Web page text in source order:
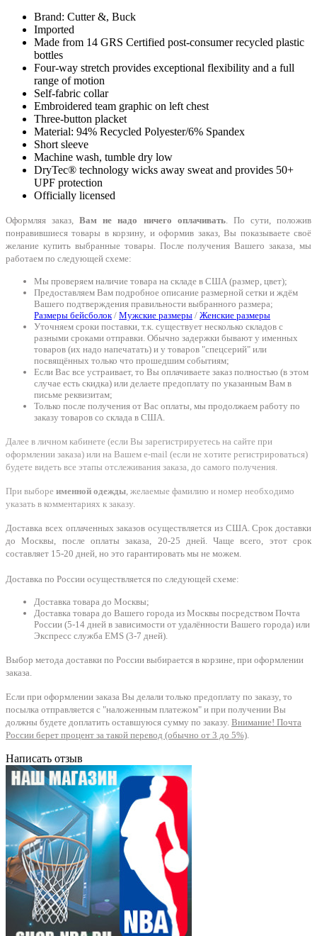
Brand: Cutter &, Buck
Imported
Made from 14 GRS Certified post-consumer recycled plastic
bottles
Four-way stretch provides exceptional flexibility and a full
range of motion
Self-fabric collar
Embroidered team graphic on left chest
Three-button placket
Material: 94% Recycled Polyester/6% Spandex
Short sleeve
Machine wash, tumble dry low
DryTec® technology wicks away sweat and provides 50+
UPF protection
Officially licensed
Оформляя заказ,Вам не надо ничего оплачивать. По сути, положив
понравившиеся товары в корзину, и оформив заказ, Вы показываете своё
желание купить выбранные товары. После получения Вашего заказа, мы
работаем по следующей схеме:
Мы проверяем наличие товара на складе в США (размер, цвет);
Предоставляем Вам подробное описание размерной сетки и ждём
Вашего подтверждения правильности выбранного размера;
Размеры бейсболок/ Мужские размеры / Женские размеры
Уточняем сроки поставки, т.к. существует несколько складов с
разными сроками отправки. Обычно задержки бывают у именных
товаров (их надо напечатать) и у товаров "спецсерий" или
посвящённых только что прошедшим событиям;
Если Вас все устраивает, то Вы оплачиваете заказ полностью (в этом
случае есть скидка) или делаете предоплату по указанным Вам в
письме реквизитам;
Только после получения от Вас оплаты, мы продолжаем работу по
заказу товаров со склада в США.
Далее в личном кабинете (если Вы зарегистрируетесь на сайте при
оформлении заказа) или на Вашем e-mail (если не хотите регистрироваться)
будете видеть все этапы отслеживания заказа, до самого получения.
При выборе именной одежды, желаемые фамилию и номер необходимо
указать в комментариях к заказу.
Доставка всех оплаченных заказов осуществляется из США. Срок доставки
до Москвы, после оплаты заказа, 20-25 дней. Чаще всего, этот срок
составляет 15-20 дней, но это гарантировать мы не можем.
Доставка по России осуществляется по следующей схеме:
Доставка товара до Москвы;
Доставка товара до Вашего города из Москвы посредством Почта
России (5-14 дней в зависимости от удалённости Вашего города) или
Экспресс служба EMS (3-7 дней).
Выбор метода доставки по России выбирается в корзине, при оформлении
заказа.
Если при оформлении заказа Вы делали только предоплату по заказу, то
посылка отправляется с "наложенным платежом" и при получении Вы
должны будете доплатить оставшуюся сумму по заказу. Внимание! Почта
России берет процент за такой перевод (обычно от 3 до 5%).
Написать отзыв